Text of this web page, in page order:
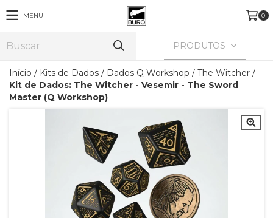
MENU 0
PRODUTOS
Início / Kits de Dados / Dados Q Workshop / The Witcher /
Kit de Dados: The Witcher - Vesemir - The Sword
Master (Q Workshop)